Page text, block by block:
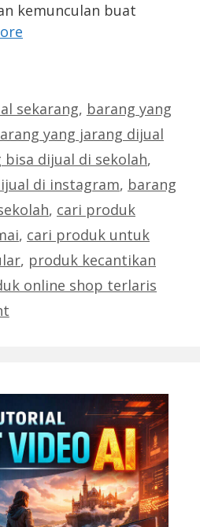
kemunculan buat
sekarang, barang yang
yang jarang dijual
dijual di sekolah,
di instagram, barang
, cari produk
, cari produk untuk
, produk kecantikan
online shop terlaris